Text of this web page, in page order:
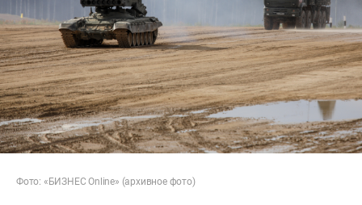
Фото: «БИЗНЕС Online» (архивное фото)